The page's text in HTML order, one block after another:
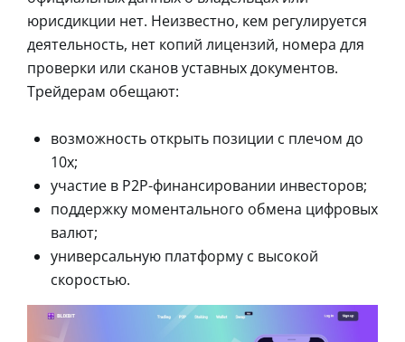
юрисдикции нет. Неизвестно, кем регулируется
деятельность, нет копий лицензий, номера для
проверки или сканов уставных документов.
Трейдерам обещают:
возможность открыть позиции с плечом до
10x;
участие в P2P-финансировании инвесторов;
поддержку моментального обмена цифровых
валют;
универсальную платформу с высокой
скоростью.